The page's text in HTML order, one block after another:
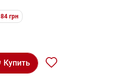
84 грн
Купить